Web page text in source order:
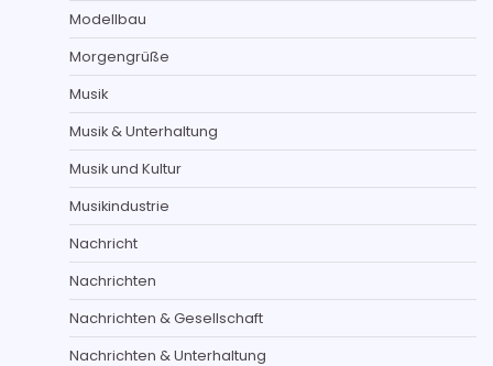
Modellbau
Morgengrüße
Musik
Musik & Unterhaltung
Musik und Kultur
Musikindustrie
Nachricht
Nachrichten
Nachrichten & Gesellschaft
Nachrichten & Unterhaltung